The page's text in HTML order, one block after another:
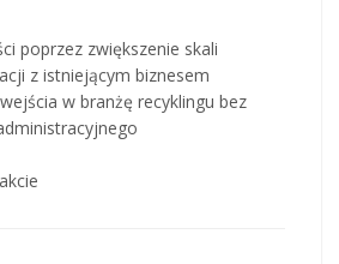
poprzez zwiększenie skali
z istniejącym biznesem
w branżę recyklingu bez